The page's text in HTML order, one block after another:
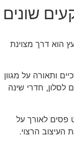
שונים
דרך מצוינת
ותאורה על מגוון
חדרי שינה
לאורך על
הרצוי.